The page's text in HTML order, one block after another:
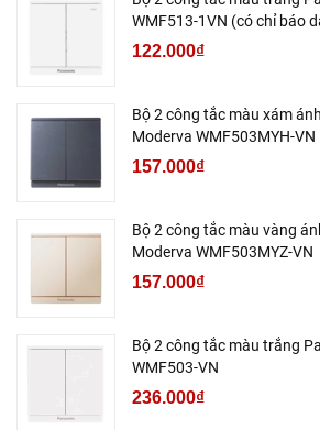
WMF513-1VN (có chỉ báo
122.000₫
Bộ 2 công tắc màu xám
Moderva WMF503MYH-VN
157.000₫
Bộ 2 công tắc màu vàng
Moderva WMF503MYZ-VN
157.000₫
Bộ 2 công tắc màu trắng
WMF503-VN
236.000₫